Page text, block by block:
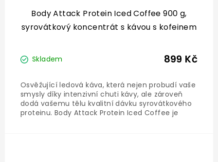
Body Attack Protein Iced Coffee 900 g,
syrovátkový koncentrát s kávou s kofeinem
Skladem 899 Kč
Osvěžující ledová káva, která nejen probudí vaše
smysly díky intenzivní chuti kávy, ale zároveň
dodá vašemu tělu kvalitní dávku syrovátkového
proteinu. Body Attack Protein Iced Coffee je